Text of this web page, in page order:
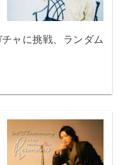
ャに挑戦、ランダム